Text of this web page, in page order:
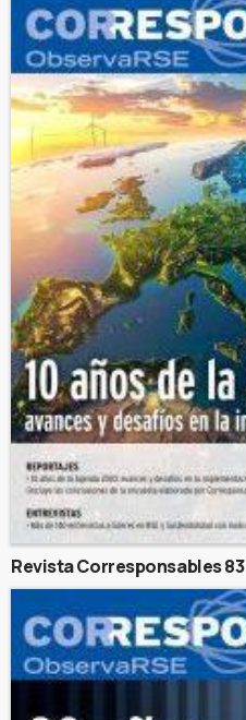
Revista Corresponsables 83